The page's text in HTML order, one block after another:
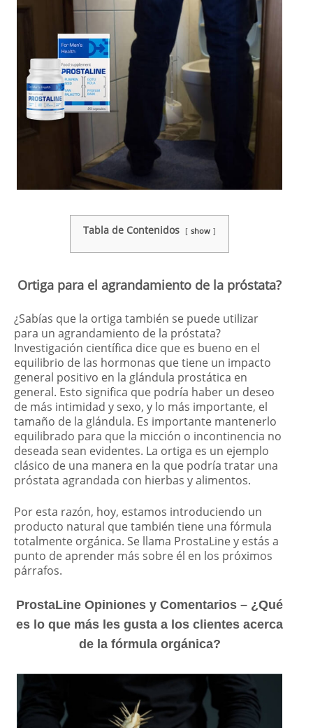
Tabla de Contenidos show
Ortiga para el agrandamiento de la próstata?
¿Sabías que la ortiga también se puede utilizar
para un agrandamiento de la próstata?
Investigación científica dice que es bueno en el
equilibrio de las hormonas que tiene un impacto
general positivo en la glándula prostática en
general. Esto significa que podría haber un deseo
de más intimidad y sexo, y lo más importante, el
tamaño de la glándula. Es importante mantenerlo
equilibrado para que la micción o incontinencia no
deseada sean evidentes. La ortiga es un ejemplo
clásico de una manera en la que podría tratar una
próstata agrandada con hierbas y alimentos.
Por esta razón, hoy, estamos introduciendo un
producto natural que también tiene una fórmula
totalmente orgánica. Se llama ProstaLine y estás a
punto de aprender más sobre él en los próximos
párrafos.
ProstaLine Opiniones y Comentarios – ¿Qué
es lo que más les gusta a los clientes acerca
de la fórmula orgánica?